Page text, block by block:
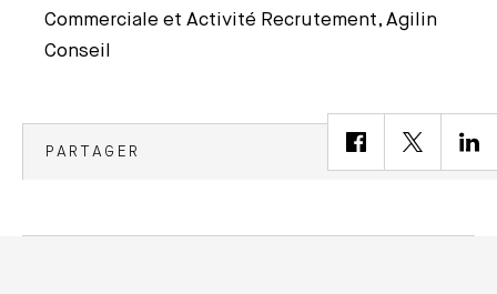
Commerciale et Activité Recrutement, Agilin
Conseil
PARTAGER